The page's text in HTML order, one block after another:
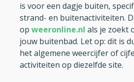
is voor een dagje buiten,
strand- en buitenactiviteiten.
op weeronline.nl als je zoekt
jouw buitenbad. Let op: dit is
het algemene weercijfer of
activiteiten op diezelfde site.